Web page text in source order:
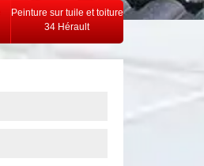
Peinture sur tuile et toiture
34 Hérault